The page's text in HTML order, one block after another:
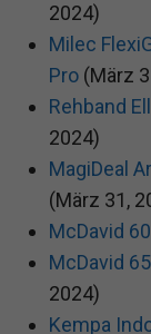
2024)
Milec
Pro (März
Rehband
2024)
MagiDeal
(März 31,
McDavid
McDavid
2024)
Kempa